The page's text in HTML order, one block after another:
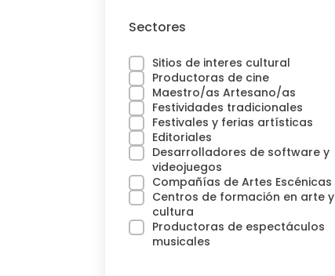
Sectores
Sitios de interes cultural
Productoras de cine
Maestro/as Artesano/as
Festividades tradicionales
Festivales y ferias artísticas
Editoriales
Desarrolladores de software y
videojuegos
Compañías de Artes Escénicas
Centros de formación en arte y
cultura
Productoras de espectáculos
musicales